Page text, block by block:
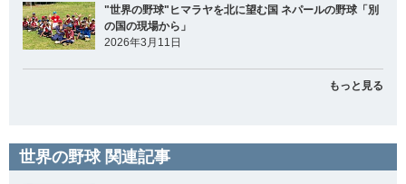
"世界の野球"ヒマラヤを北に望む国 ネパールの野球「別
の国の現場から」
2026年3月11日
もっと見る
世界の野球 関連記事